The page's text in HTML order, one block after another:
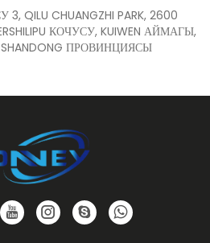
QILU CHUANGZHI PARK, 2600
КОЧУСУ, KUIWEN АЙМАГЫ,
ПРОВИНЦИЯСЫ